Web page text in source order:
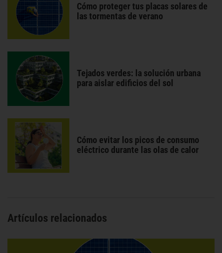
Cómo proteger tus placas solares de
las tormentas de verano
Tejados verdes: la solución urbana
para aislar edificios del sol
Cómo evitar los picos de consumo
eléctrico durante las olas de calor
Artículos relacionados